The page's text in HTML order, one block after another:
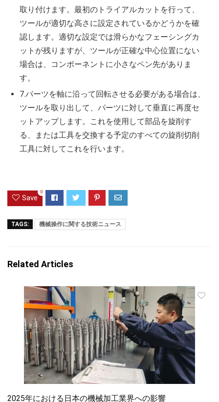
取り付けます。最初のトライアルカットを行って、
ツールが適切な高さに設定されているかどうかを確
認します。適切な設定では滑らかなフェーシングカ
ットが残りますが、ツールが正確な中心位置にない
場合は、コンポーネントに小さなペン先がありま
す。
7.パーツを軸に沿って回転させる必要がある場合は、
ツールを取り出して、パーツに対して垂直に再度セ
ットアップします。これを使用して部品を旋削す
る、または工具を交換する予定のすべての旋削切削
工具に対してこれを行います。
Save
0
TAGS: 機械操作に関する技術ニュース
Related Articles
2025年における日本の機械加工業界への影響